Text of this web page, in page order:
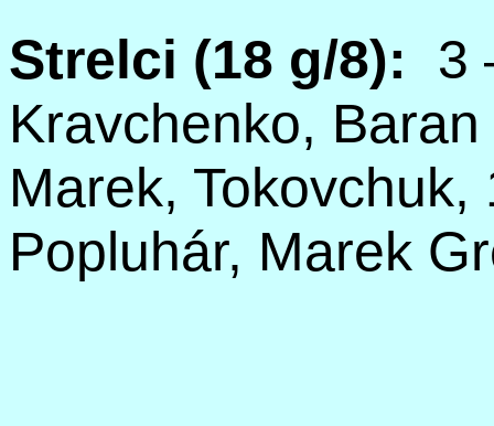
Strelci (18 g/8):
3
Kravchenko,
Marek, Tokovchuk,
Popluhár, Marek